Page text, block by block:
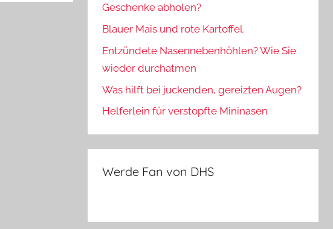
Geschenke abholen?
Blauer Mais und rote Kartoffel.
Entzündete Nasennebenhöhlen? Wie Sie
wieder durchatmen
Was hilft bei juckenden, gereizten Augen?
Helferlein für verstopfte Mininasen
Werde Fan von DHS